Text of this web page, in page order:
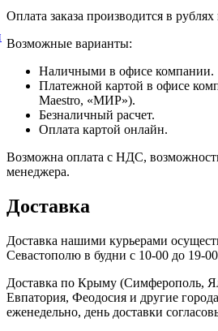
Оплата заказа производится в
Возможные варианты:
Наличными в офисе компании.
Платежной картой в офисе
Maestro, «МИР»).
Безналичный расчет.
Оплата картой онлайн.
Возможна оплата с НДС,
менеджера.
Доставка
Доставка нашими курьерами
Севастополю в будни с 10-00 до 19-
Доставка по Крыму (Симферополь,
Евпатория, Феодосия и другие
еженедельно, день доставки